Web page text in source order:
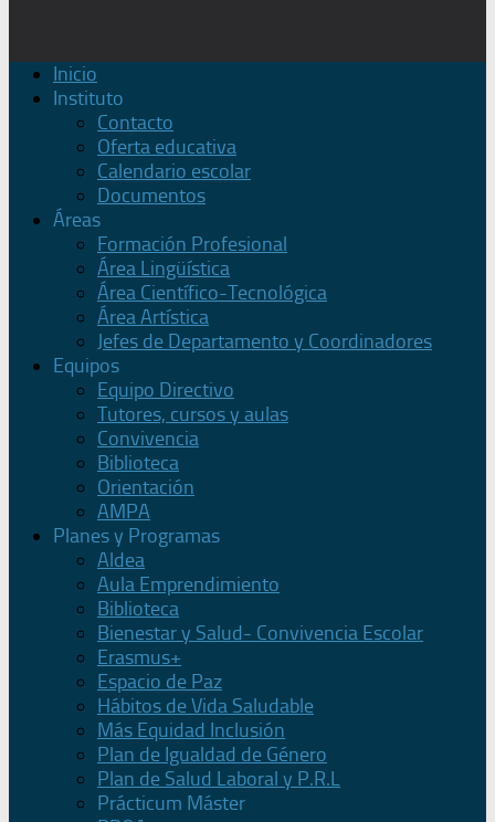
Inicio
Instituto
Contacto
Oferta educativa
Calendario escolar
Documentos
Áreas
Formación Profesional
Área Lingüística
Área Científico-Tecnológica
Área Artística
Jefes de Departamento y Coordinadores
Equipos
Equipo Directivo
Tutores, cursos y aulas
Convivencia
Biblioteca
Orientación
AMPA
Planes y Programas
Aldea
Aula Emprendimiento
Biblioteca
Bienestar y Salud- Convivencia Escolar
Erasmus+
Espacio de Paz
Hábitos de Vida Saludable
Más Equidad Inclusión
Plan de Igualdad de Género
Plan de Salud Laboral y P.R.L
Prácticum Máster